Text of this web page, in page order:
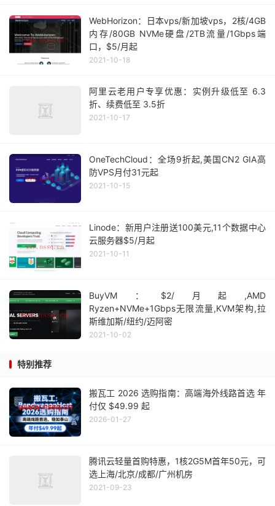
WebHorizon：日本vps/新加坡vps，2核/4GB
内存/80GB NVMe硬盘/2TB流量/1Gbps端
口，$5/月起
2021-10-18
阿里云老用户专享优惠：实例升级低至 6.3
折、续费低至 3.5折
2021-10-17
OneTechCloud：全场9折起,美国CN2 GIA高
防VPS月付31元起
2021-10-15
Linode：新用户注册送100美元,11个数据中心
云服务器$5/月起
2021-10-11
BuyVM：$2/月起,AMD
Ryzen+NVMe+1Gbps无限流量,KVM架构,拉
斯维加斯/纽约/迈阿密
2021-10-02
特别推荐
搬瓦工 2026 选购指南：高端海外线路首选 年
付仅 $49.99 起
2026-01-27
腾讯云轻量首购特惠，1核2G5M首年50元，可
选上海/北京/成都/广州机房
2021-09-23